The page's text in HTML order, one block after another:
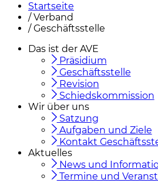
Startseite
/ Verband
/ Geschäftsstelle
Das ist der AVE
Präsidium
Geschäftsstelle
Revision
Schiedskommission
Wir über uns
Satzung
Aufgaben und Ziele
Kontakt
Aktuelles
News und
Termine und